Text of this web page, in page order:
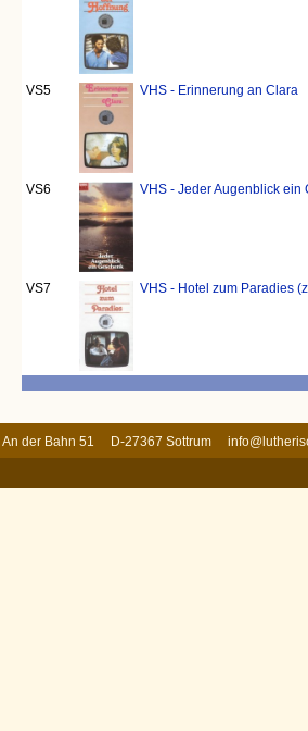
VS5 VHS - Erinnerung an Clara
VS6 VHS - Jeder Augenblick ein
VS7 VHS - Hotel zum Paradies
An der Bahn 51 D-27367 Sottrum